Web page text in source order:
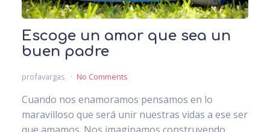
Escoge un amor que sea un
buen padre
profavargas No Comments
Cuando nos enamoramos pensamos en lo
maravilloso que será unir nuestras vidas a ese ser